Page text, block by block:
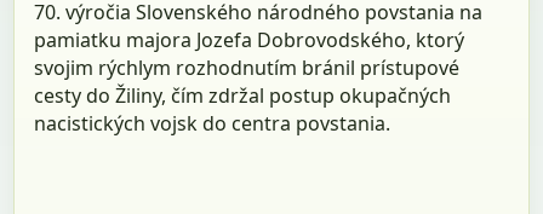
70. výročia Slovenského národného povstania na
pamiatku majora Jozefa Dobrovodského, ktorý
svojim rýchlym rozhodnutím bránil prístupové
cesty do Žiliny, čím zdržal postup okupačných
nacistických vojsk do centra povstania.